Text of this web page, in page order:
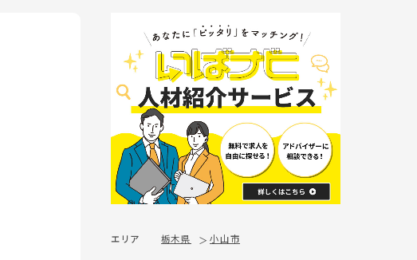
エリア 栃木県 小山市